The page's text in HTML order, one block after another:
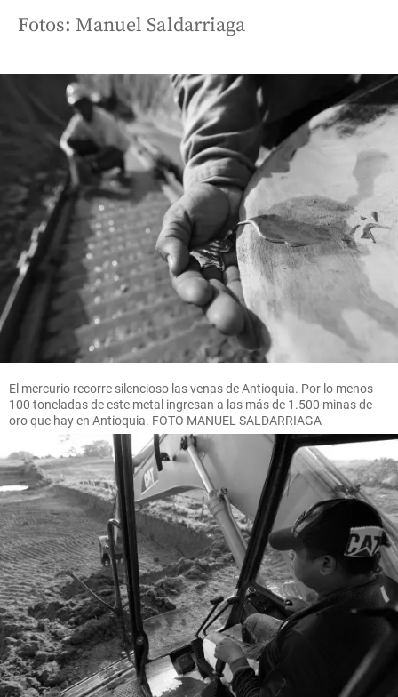
Fotos: Manuel Saldarriaga
El mercurio recorre silencioso las venas de Antioquia. Por lo menos
100 toneladas de este metal ingresan a las más de 1.500 minas de
oro que hay en Antioquia. FOTO MANUEL SALDARRIAGA